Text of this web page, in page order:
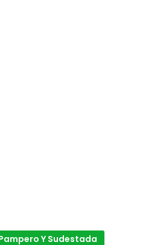
Y Sudestada